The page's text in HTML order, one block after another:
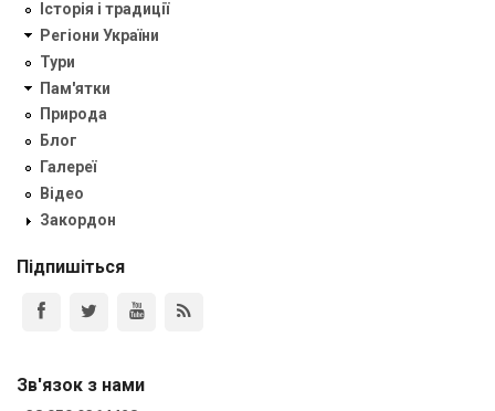
Історія і традиції
Регіони України
Тури
Пам'ятки
Природа
Блог
Галереї
Відео
Закордон
Підпишіться
Зв'язок з нами